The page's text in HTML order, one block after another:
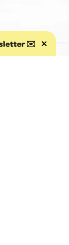
✉️
début de la page